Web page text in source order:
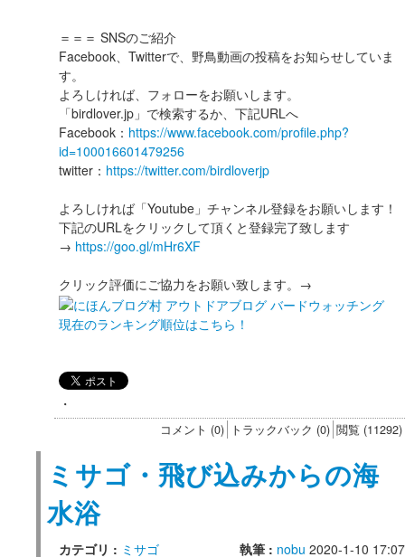
＝＝＝ SNSのご紹介
Facebook、Twitterで、野鳥動画の投稿をお知らせしていま
す。
よろしければ、フォローをお願いします。
「birdlover.jp」で検索するか、下記URLへ
Facebook： https://www.facebook.com/profile.php?
id=100016601479256
twitter： https://twitter.com/birdloverjp
よろしければ「Youtube」チャンネル登録をお願いします！
下記のURLをクリックして頂くと登録完了致します
→ https://goo.gl/mHr6XF
クリック評価にご協力をお願い致します。→
現在のランキング順位はこちら！
・
コメント (0) トラックバック (0) 閲覧 (11292)
ミサゴ・飛び込みからの海
水浴
カテゴリ : ミサゴ 執筆 : nobu 2020-1-10 17:07